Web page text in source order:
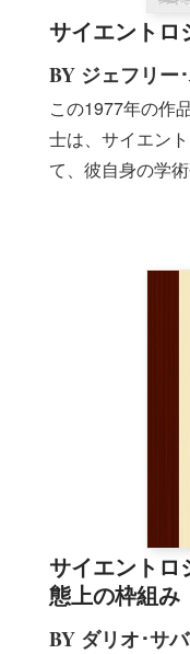
サイエントロ
BY ジェフリー
この1977年の作
士は、サイエン
て、彼自身の学
サイエント
態上の枠組み
BY ダリオ･サ